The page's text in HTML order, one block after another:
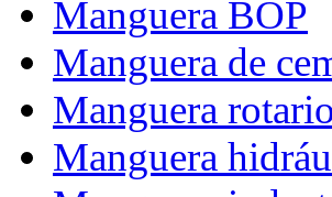
Manguera BOP
Manguera de
Manguera
Manguera